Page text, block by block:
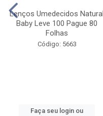
Lenços Umedecidos Natural
Baby Leve 100 Pague 80
Folhas
Código: 5663
Faça seu login ou